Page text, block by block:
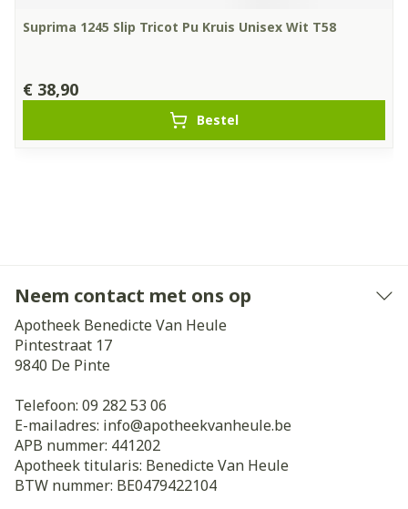
Suprima 1245 Slip Tricot Pu Kruis Unisex Wit T58
€ 38,90
Bestel
Neem contact met ons op
Apotheek Benedicte Van Heule
Pintestraat 17
9840 De Pinte
Telefoon: 09 282 53 06
E-mailadres: info@apotheekvanheule.be
APB nummer: 441202
Apotheek titularis: Benedicte Van Heule
BTW nummer: BE0479422104